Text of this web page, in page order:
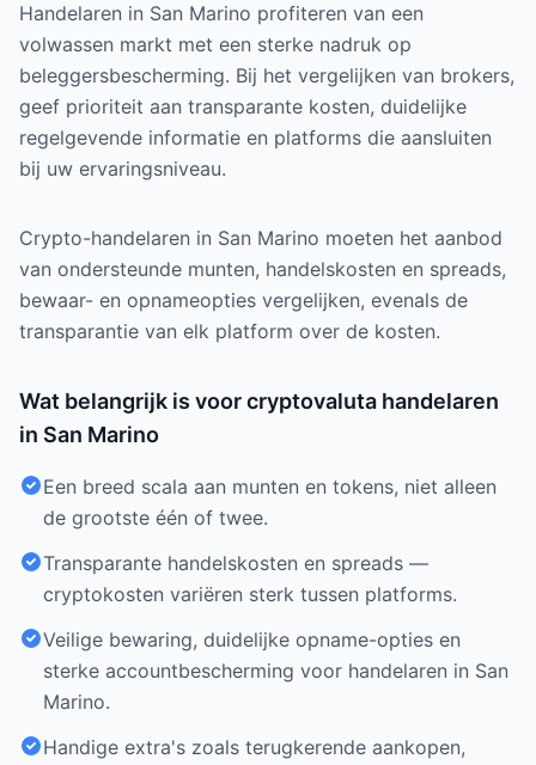
Handelaren in San Marino profiteren van een
volwassen markt met een sterke nadruk op
beleggersbescherming. Bij het vergelijken van brokers,
geef prioriteit aan transparante kosten, duidelijke
regelgevende informatie en platforms die aansluiten
bij uw ervaringsniveau.
Crypto-handelaren in San Marino moeten het aanbod
van ondersteunde munten, handelskosten en spreads,
bewaar- en opnameopties vergelijken, evenals de
transparantie van elk platform over de kosten.
Wat belangrijk is voor cryptovaluta handelaren
in San Marino
Een breed scala aan munten en tokens, niet alleen
de grootste één of twee.
Transparante handelskosten en spreads —
cryptokosten variëren sterk tussen platforms.
Veilige bewaring, duidelijke opname-opties en
sterke accountbescherming voor handelaren in San
Marino.
Handige extra's zoals terugkerende aankopen,